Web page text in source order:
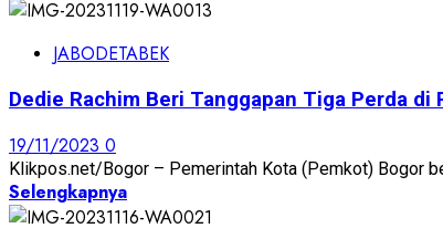
JABODETABEK
Dedie Rachim Beri Tanggapan Tiga Perda di
19/11/2023 0
Klikpos.net/Bogor – Pemerintah Kota (Pemkot) Bogor
Selengkapnya